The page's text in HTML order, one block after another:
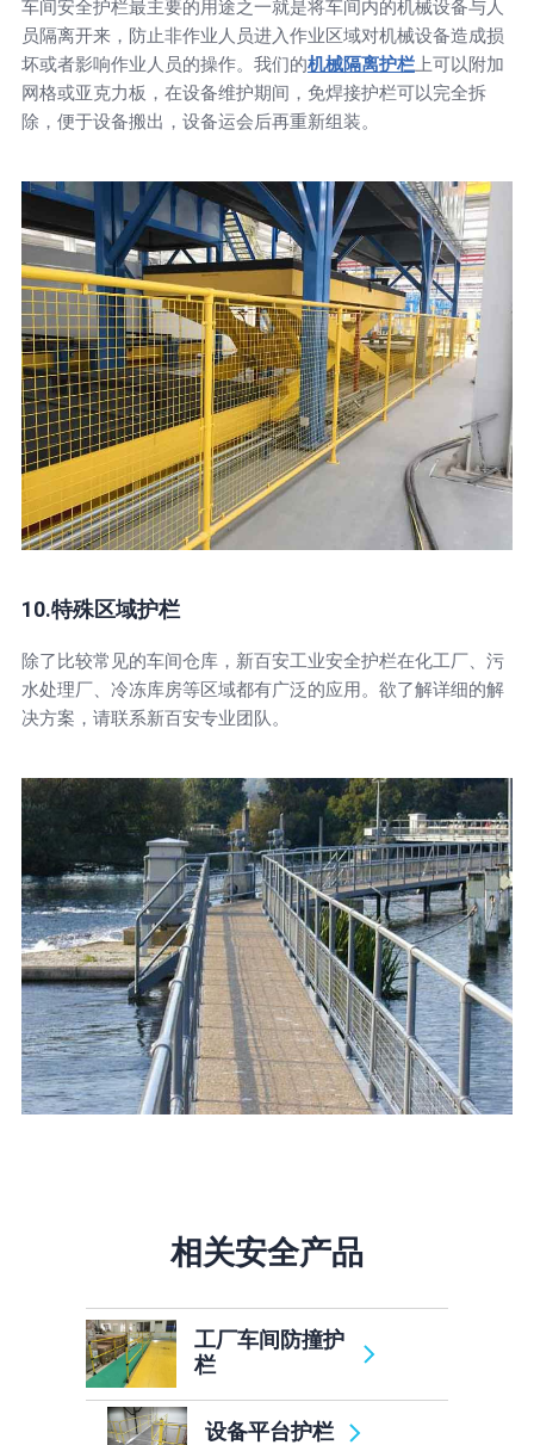
车间安全护栏最主要的用途之一就是将车间内的机械设备与人
员隔离开来，防止非作业人员进入作业区域对机械设备造成损
坏或者影响作业人员的操作。我们的机械隔离护栏上可以附加
网格或亚克力板，在设备维护期间，免焊接护栏可以完全拆
除，便于设备搬出，设备运会后再重新组装。
10.特殊区域护栏
除了比较常见的车间仓库，新百安工业安全护栏在化工厂、污
水处理厂、冷冻库房等区域都有广泛的应用。欲了解详细的解
决方案，请联系新百安专业团队。
相关安全产品
工厂车间防撞护
栏
设备平台护栏